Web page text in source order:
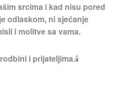
srcima i kad nisu pored
odlaskom, ni sjećanje
i molitve sa vama.
i prijateljima.🕯